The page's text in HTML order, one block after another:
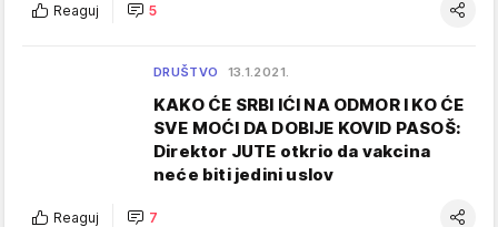
Reaguj 5
DRUŠTVO 13.1.2021.
KAKO ĆE SRBI IĆI NA ODMOR I KO ĆE
SVE MOĆI DA DOBIJE KOVID PASOŠ:
Direktor JUTE otkrio da vakcina
neće biti jedini uslov
Reaguj 7